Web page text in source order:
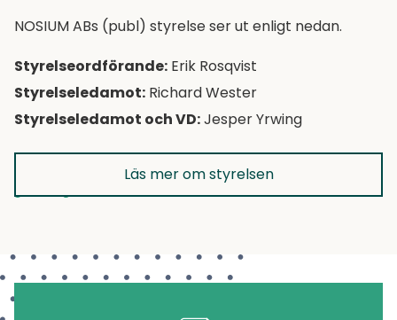
NOSIUM ABs (publ) styrelse ser ut enligt nedan.
Styrelseordförande: Erik Rosqvist
Styrelseledamot: Richard Wester
Styrelseledamot och VD:Jesper Yrwing
Läs mer om styrelsen